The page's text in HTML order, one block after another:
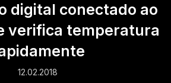
digital conectado ao
verifica temperatura
12.02.2018